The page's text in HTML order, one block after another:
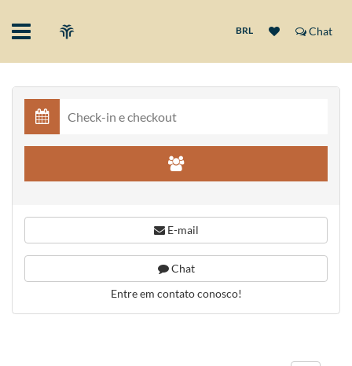
BRL Chat
E-mail
Chat
Entre em contato conosco!